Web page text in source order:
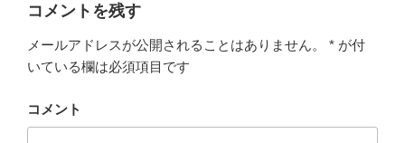
コメントを残す
メールアドレスが公開されることはありません。 * が付
いている欄は必須項目です
コメント